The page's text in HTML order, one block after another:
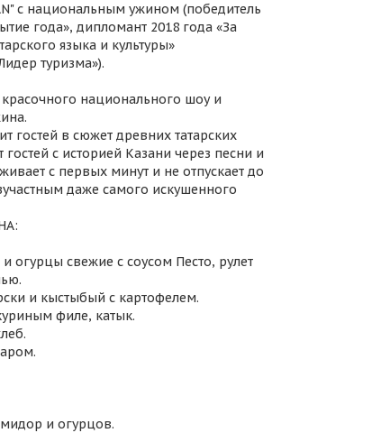
с национальным ужином (победитель
года», дипломант 2018 года «За
языка и культуры»
туризма»).
национального шоу и
гостей в сюжет древних татарских
с историей Казани через песни и
с первых минут и не отпускает до
даже самого искушенного
огурцы свежие с соусом Песто, рулет
и кыстыбый с картофелем.
филе, катык.
и огурцов.